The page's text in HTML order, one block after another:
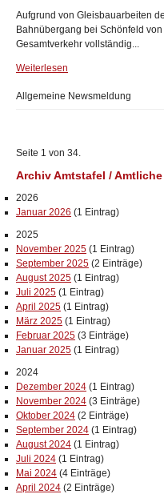
Aufgrund von Gleisbauarbeiten
Bahnübergang bei Schönfeld
Gesamtverkehr vollständig...
Weiterlesen
Allgemeine Newsmeldung
Seite 1 von 34.
Archiv Amtstafel /
2026
Januar 2026 (1 Eintrag)
2025
November 2025 (1 Eintrag)
September 2025 (2 Einträge)
August 2025 (1 Eintrag)
Juli 2025 (1 Eintrag)
April 2025 (1 Eintrag)
März 2025 (1 Eintrag)
Februar 2025 (3 Einträge)
Januar 2025 (1 Eintrag)
2024
Dezember 2024 (1 Eintrag)
November 2024 (3 Einträge)
Oktober 2024 (2 Einträge)
September 2024 (1 Eintrag)
August 2024 (1 Eintrag)
Juli 2024 (1 Eintrag)
Mai 2024 (4 Einträge)
April 2024 (2 Einträge)